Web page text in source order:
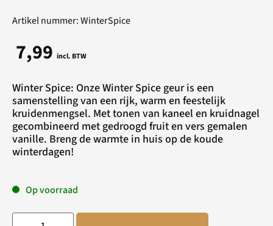
Artikel nummer: WinterSpice
7,99 incl. BTW
Winter Spice: Onze Winter Spice geur is een
samenstelling van een rijk, warm en feestelijk
kruidenmengsel. Met tonen van kaneel en kruidnagel
gecombineerd met gedroogd fruit en vers gemalen
vanille. Breng de warmte in huis op de koude
winterdagen!
Op voorraad